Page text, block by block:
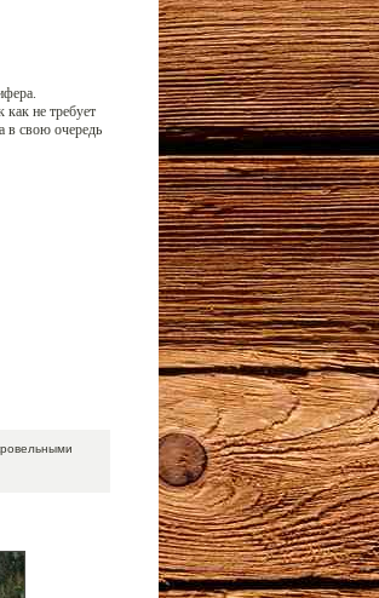
как не требует
в свою очередь